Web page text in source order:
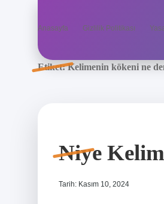
Anasayfa Gizlilik Politikası
Etiket:Kelimenin kökeni ne
Niye
Tarih: Kasım 10, 2024